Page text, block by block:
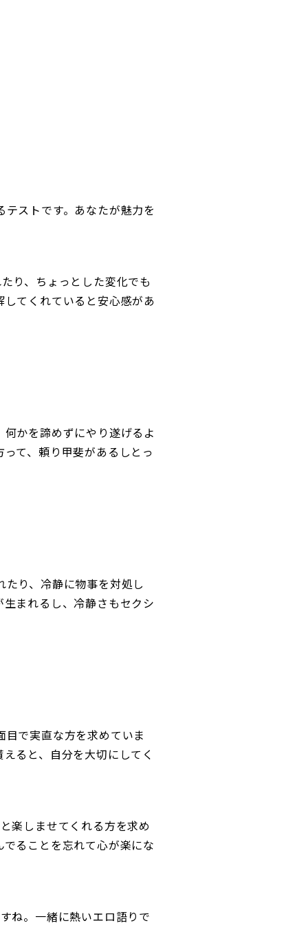
ストです。あなたが魅力を
り、ちょっとした変化でも
てくれていると安心感があ
かを諦めずにやり遂げるよ
て、頼り甲斐があるしとっ
り、冷静に物事を対処し
まれるし、冷静さもセクシ
で実直な方を求めていま
ると、自分を大切にしてく
楽しませてくれる方を求め
ることを忘れて心が楽にな
ね。一緒に熱いエロ語りで